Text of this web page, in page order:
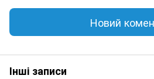
Новий
Інші записи